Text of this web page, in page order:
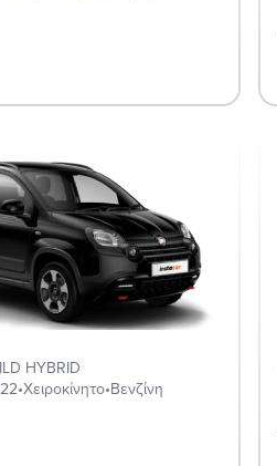
HYBRID
•Χειροκίνητο•Βενζίνη